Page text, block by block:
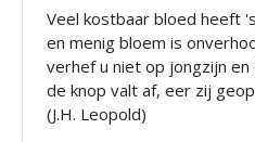
Veel kostbaar bloed heeft
en menig bloem is
verhef u niet op jongzijn en
de knop valt af, eer zij
(J.H. Leopold)